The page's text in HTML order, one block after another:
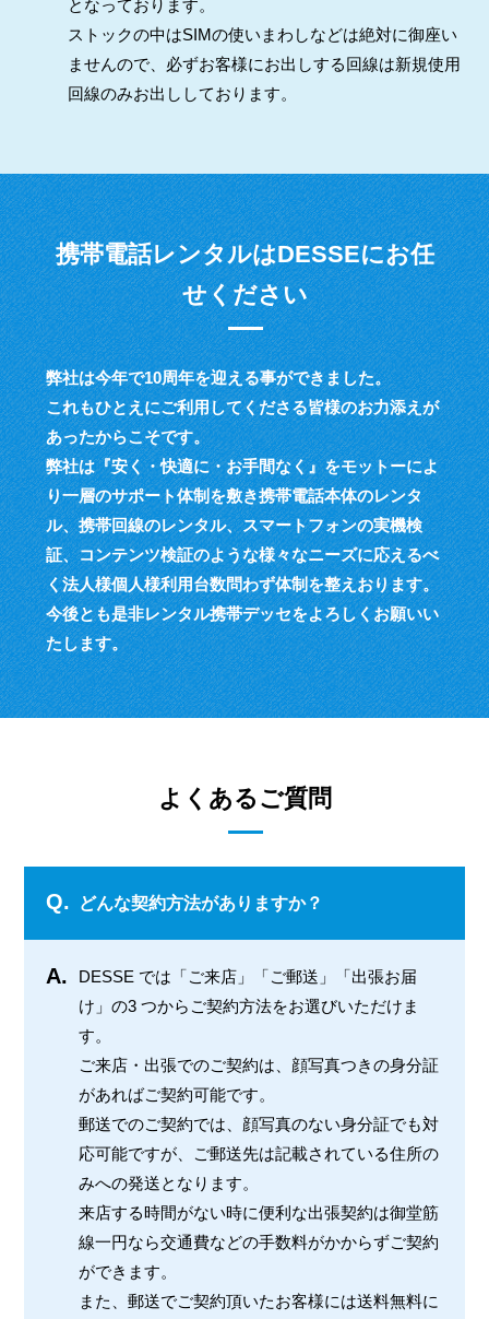
となっております。
ストックの中はSIMの使いまわしなどは絶対に御座い
ませんので、必ずお客様にお出しする回線は新規使用
回線のみお出ししております。
携帯電話レンタルはDESSEにお任
せください
弊社は今年で10周年を迎える事ができました。
これもひとえにご利用してくださる皆様のお力添えが
あったからこそです。
弊社は『安く・快適に・お手間なく』をモットーによ
り一層のサポート体制を敷き携帯電話本体のレンタ
ル、携帯回線のレンタル、スマートフォンの実機検
証、コンテンツ検証のような様々なニーズに応えるべ
く法人様個人様利用台数問わず体制を整えおります。
今後とも是非レンタル携帯デッセをよろしくお願いい
たします。
よくあるご質問
Q. どんな契約方法がありますか？
A.
DESSE では「ご来店」「ご郵送」「出張お届
け」の3 つからご契約方法をお選びいただけま
す。
ご来店・出張でのご契約は、顔写真つきの身分証
があればご契約可能です。
郵送でのご契約では、顔写真のない身分証でも対
応可能ですが、ご郵送先は記載されている住所の
みへの発送となります。
来店する時間がない時に便利な出張契約は御堂筋
線一円なら交通費などの手数料がかからずご契約
ができます。
また、郵送でご契約頂いたお客様には送料無料に